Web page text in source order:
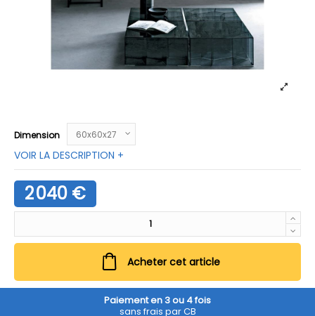
Dimension
VOIR LA DESCRIPTION +
2 040 €
Acheter cet article
Paiement en 3 ou 4 fois
sans frais par CB